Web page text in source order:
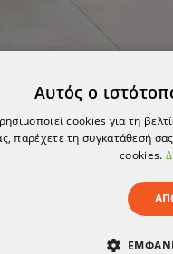
Disinfectant mat
326,38 €
Αυτός ο
cookies για τη
παρέχετε τη συγκατάθεσή
cookies.